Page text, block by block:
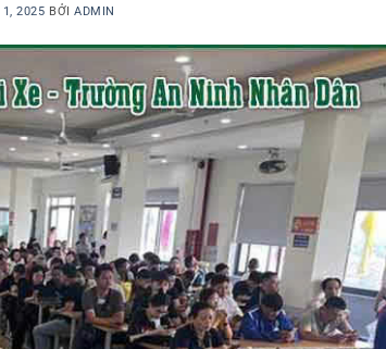
2025 BỞIADMIN